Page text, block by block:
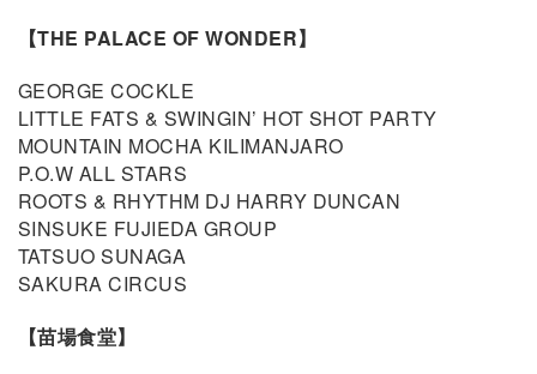
【THE PALACE OF WONDER】
GEORGE COCKLE
LITTLE FATS & SWINGIN’ HOT SHOT PARTY
MOUNTAIN MOCHA KILIMANJARO
P.O.W ALL STARS
ROOTS & RHYTHM DJ HARRY DUNCAN
SINSUKE FUJIEDA GROUP
TATSUO SUNAGA
SAKURA CIRCUS
【苗場食堂】